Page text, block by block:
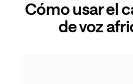
Cómo usar el
de voz